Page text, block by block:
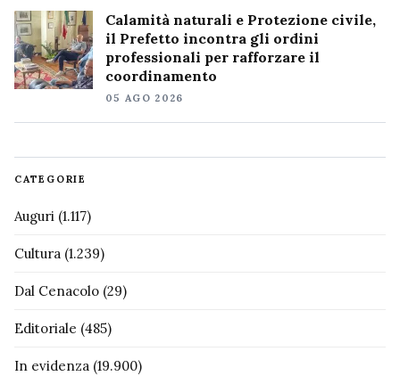
Calamità naturali e Protezione civile,
il Prefetto incontra gli ordini
professionali per rafforzare il
coordinamento
05 AGO 2026
CATEGORIE
Auguri (1.117)
Cultura (1.239)
Dal Cenacolo (29)
Editoriale (485)
In evidenza (19.900)